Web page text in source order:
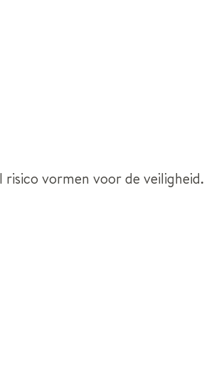
vormen voor de veiligheid.